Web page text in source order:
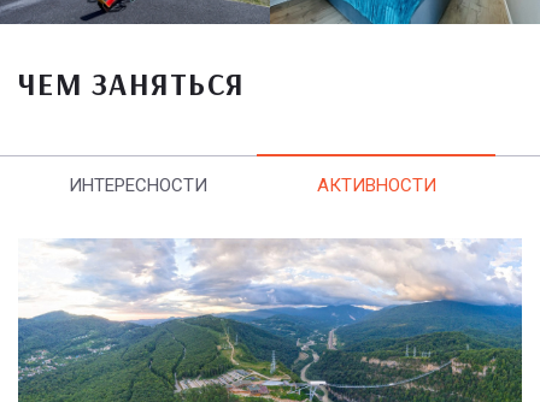
ЧЕМ ЗАНЯТЬСЯ
ИНТЕРЕСНОСТИ АКТИВНОСТИ